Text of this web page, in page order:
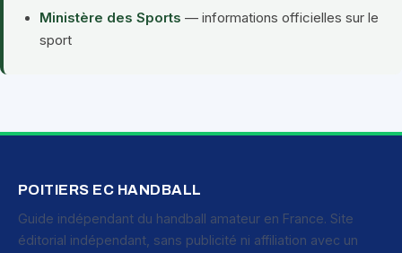
Ministère des Sports — informations officielles sur le
sport
POITIERS EC HANDBALL
Guide indépendant du handball amateur en France. Site
éditorial indépendant, sans publicité ni affiliation avec un